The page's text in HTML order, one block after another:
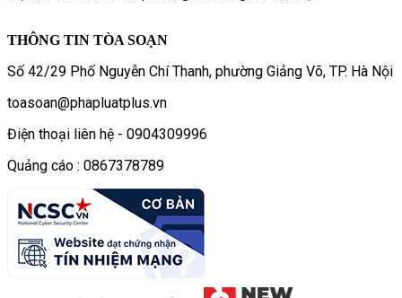
THÔNG TIN TÒA SOẠN
Số 42/29 Phố Nguyễn Chí Thanh, phường Giảng Võ, TP. Hà Nội
toasoan@phapluatplus.vn
Điện thoại liên hệ - 0904309996
Quảng cáo : 0867378789